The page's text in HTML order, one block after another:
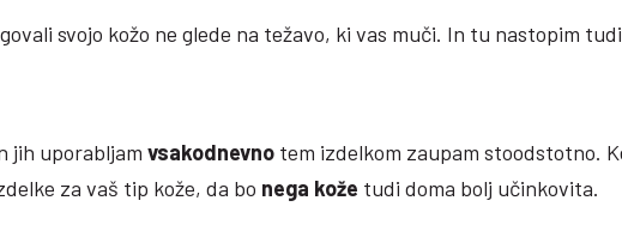
svojo kožo ne glede na težavo, ki vas muči. In tu nastopim
jih uporabljam vsakodnevno tem izdelkom zaupam stoodstotno.
za vaš tip kože, da bo nega kože tudi doma bolj učinkovita.